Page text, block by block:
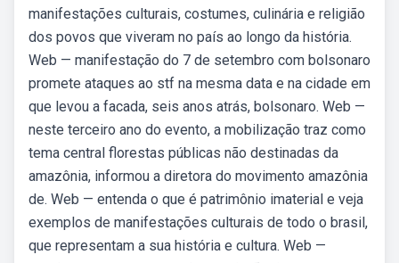
manifestações culturais, costumes, culinária e religião
dos povos que viveram no país ao longo da história.
Web — manifestação do 7 de setembro com bolsonaro
promete ataques ao stf na mesma data e na cidade em
que levou a facada, seis anos atrás, bolsonaro. Web —
neste terceiro ano do evento, a mobilização traz como
tema central florestas públicas não destinadas da
amazônia, informou a diretora do movimento amazônia
de. Web — entenda o que é patrimônio imaterial e veja
exemplos de manifestações culturais de todo o brasil,
que representam a sua história e cultura. Web —